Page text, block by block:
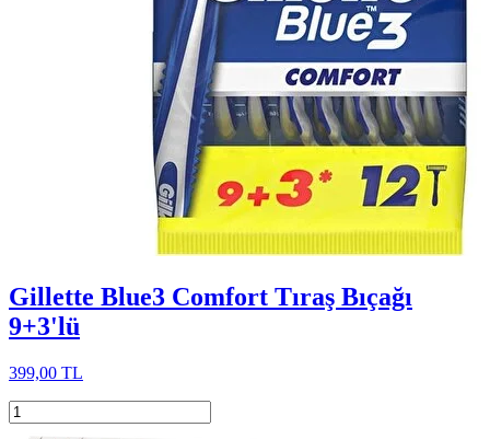
Gillette Blue3 Comfort Tıraş Bıçağı
9+3'lü
399,00 TL